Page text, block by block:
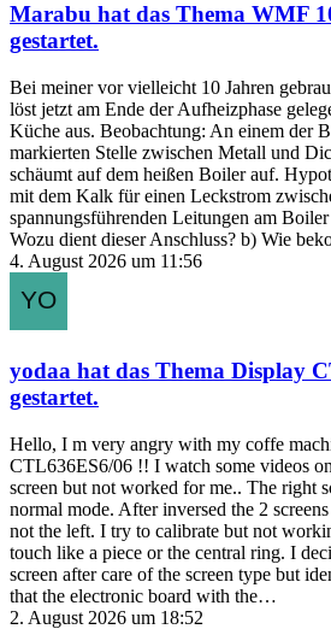
Marabu hat das Thema WMF
gestartet.
Bei meiner vor vielleicht 10 Jahren
löst jetzt am Ende der Aufheizphase
Küche aus. Beobachtung: An einem der
markierten Stelle zwischen Metall und
schäumt auf dem heißen Boiler auf.
mit dem Kalk für einen Leckstrom
spannungsführenden Leitungen am
Wozu dient dieser Anschluss? b) Wie
4. August 2026 um 11:56
yodaa hat das Thema Display
gestartet.
Hello, I m very angry with my coffe
CTL636ES6/06 !! I watch some videos
screen but not worked for me.. The right
normal mode. After inversed the 2
not the left. I try to calibrate but not
touch like a piece or the central ring. I
screen after care of the screen type but
that the electronic board with the…
2. August 2026 um 18:52